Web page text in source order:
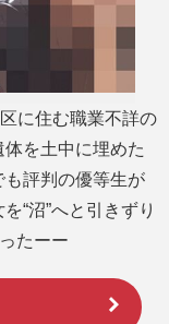
に住む職業不詳の
を土中に埋めた
も評判の優等生が
“沼”へと引きずり
たーー